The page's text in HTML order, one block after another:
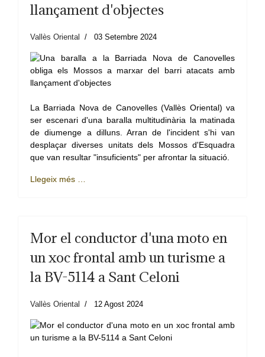
llançament d'objectes
Vallès Oriental 03 Setembre 2024
La Barriada Nova de Canovelles (Vallès Oriental) va
ser escenari d'una baralla multitudinària la matinada
de diumenge a dilluns. Arran de l'incident s'hi van
desplaçar diverses unitats dels Mossos d'Esquadra
que van resultar "insuficients" per afrontar la situació.
Llegeix més …
Mor el conductor d'una moto en
un xoc frontal amb un turisme a
la BV-5114 a Sant Celoni
Vallès Oriental 12 Agost 2024